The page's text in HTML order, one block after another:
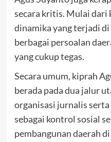
secara kritis. Mulai dari
dinamika yang terjadi
berbagai persoalan
yang cukup tegas.
Secara umum, kiprah
berada pada dua jalur
organisasi jurnalis
sebagai kontrol sosial
pembangunan daerah